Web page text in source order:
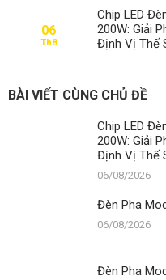
06
Th8
Chip LED
200W: Giải
Định Vị Thế
BÀI VIẾT CÙNG CHỦ ĐỀ
Chip LED
200W: Giải
Định Vị Thế
06/08/2026
Đèn Pha
06/08/2026
Đèn Pha